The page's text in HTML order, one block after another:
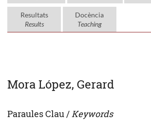
Resultats
Results
Docència
Teaching
Mora López, Gerard
Paraules Clau / Keywords